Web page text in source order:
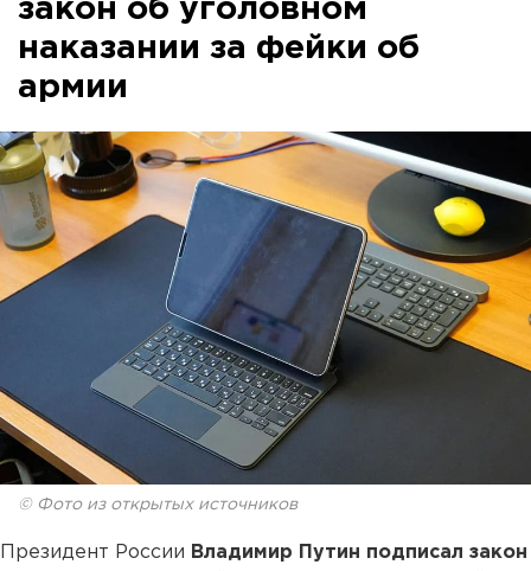
закон об уголовном
наказании за фейки об
армии
© Фото из открытых источников
Президент России Владимир Путин подписал закон